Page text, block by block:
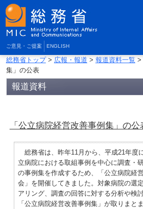
ご意見・ご提案 ENGLISH
総務省トップ> 広報・報道 > 報道資料一覧>
集」の公表
報道資料
「公立病院経営改善事例集」の公
総務省は、昨年11月から、平成21年度
立病院における取組事例を中心に調査・
の事例集を作成するため、「公立病院経
会」を開催してきました。対象病院の選
アリング、調査の回答に対する分析や検
「公立病院経営改善事例集」が取りまと